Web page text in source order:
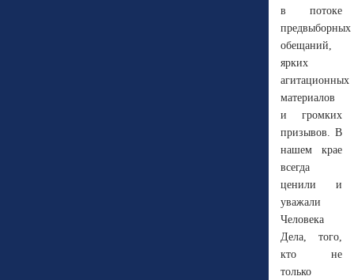
в потоке
предвыборных
обещаний,
ярких
агитационных
материалов
и громких
призывов. В
нашем крае
всегда
ценили и
уважали
Человека
Дела, того,
кто не
только